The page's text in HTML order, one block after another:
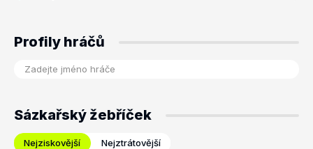
Profily hráčů
Sázkařský žebříček
Nejziskovější Nejztrátovější